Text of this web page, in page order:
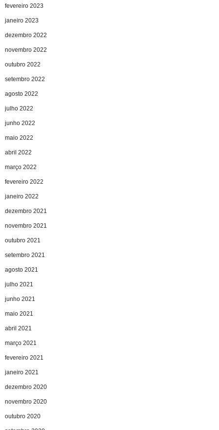
fevereiro 2023
janeiro 2023
dezembro 2022
novembro 2022
outubro 2022
setembro 2022
agosto 2022
julho 2022
junho 2022
maio 2022
abril 2022
março 2022
fevereiro 2022
janeiro 2022
dezembro 2021
novembro 2021
outubro 2021
setembro 2021
agosto 2021
julho 2021
junho 2021
maio 2021
abril 2021
março 2021
fevereiro 2021
janeiro 2021
dezembro 2020
novembro 2020
outubro 2020